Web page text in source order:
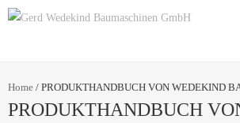
Home / PRODUKTHANDBUCH VON WEDEKIND
PRODUKTHANDBUCH